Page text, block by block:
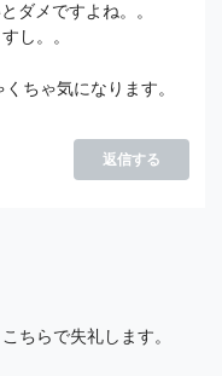
ダメですよね。。
し。。
ちゃ気になります。
返信する
ちらで失礼します。